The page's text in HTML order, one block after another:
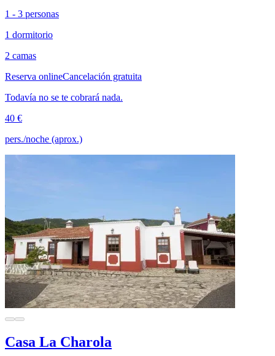
1 - 3 personas
1 dormitorio
2 camas
Reserva onlineCancelación gratuita
Todavía no se te cobrará nada.
40 €
pers./noche (aprox.)
Casa La Charola